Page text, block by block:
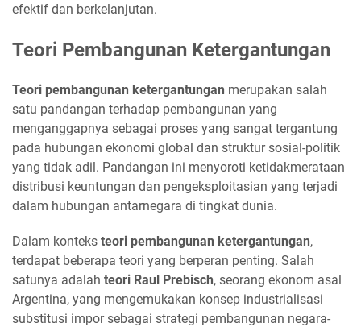
efektif dan berkelanjutan.
Teori Pembangunan Ketergantungan
Teori pembangunan ketergantungan merupakan salah
satu pandangan terhadap pembangunan yang
menganggapnya sebagai proses yang sangat tergantung
pada hubungan ekonomi global dan struktur sosial-politik
yang tidak adil. Pandangan ini menyoroti ketidakmerataan
distribusi keuntungan dan pengeksploitasian yang terjadi
dalam hubungan antarnegara di tingkat dunia.
Dalam konteks teori pembangunan ketergantungan,
terdapat beberapa teori yang berperan penting. Salah
satunya adalah teori Raul Prebisch, seorang ekonom asal
Argentina, yang mengemukakan konsep industrialisasi
substitusi impor sebagai strategi pembangunan negara-